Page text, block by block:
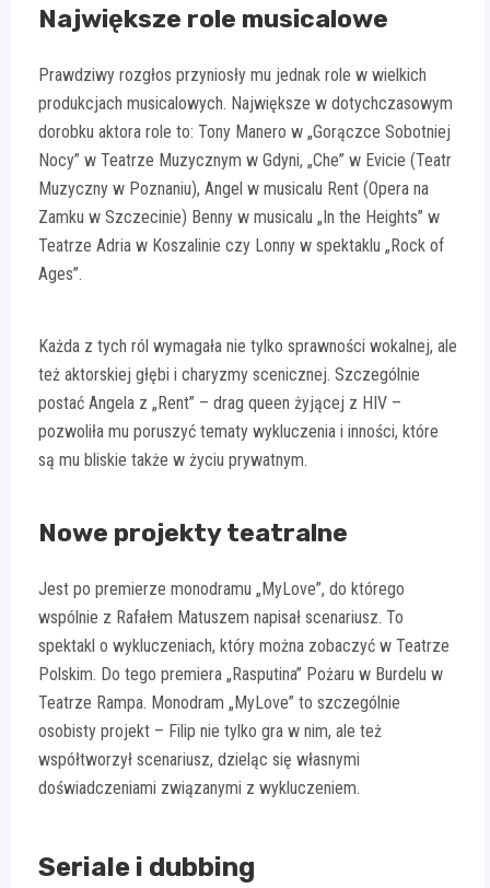
Największe role musicalowe
Prawdziwy rozgłos przyniosły mu jednak role w wielkich
produkcjach musicalowych. Największe w dotychczasowym
dorobku aktora role to: Tony Manero w „Gorączce Sobotniej
Nocy” w Teatrze Muzycznym w Gdyni, „Che” w Evicie (Teatr
Muzyczny w Poznaniu), Angel w musicalu Rent (Opera na
Zamku w Szczecinie) Benny w musicalu „In the Heights” w
Teatrze Adria w Koszalinie czy Lonny w spektaklu „Rock of
Ages”.
Każda z tych ról wymagała nie tylko sprawności wokalnej, ale
też aktorskiej głębi i charyzmy scenicznej. Szczególnie
postać Angela z „Rent” – drag queen żyjącej z HIV –
pozwoliła mu poruszyć tematy wykluczenia i inności, które
są mu bliskie także w życiu prywatnym.
Nowe projekty teatralne
Jest po premierze monodramu „MyLove”, do którego
wspólnie z Rafałem Matuszem napisał scenariusz. To
spektakl o wykluczeniach, który można zobaczyć w Teatrze
Polskim. Do tego premiera „Rasputina” Pożaru w Burdelu w
Teatrze Rampa. Monodram „MyLove” to szczególnie
osobisty projekt – Filip nie tylko gra w nim, ale też
współtworzył scenariusz, dzieląc się własnymi
doświadczeniami związanymi z wykluczeniem.
Seriale i dubbing